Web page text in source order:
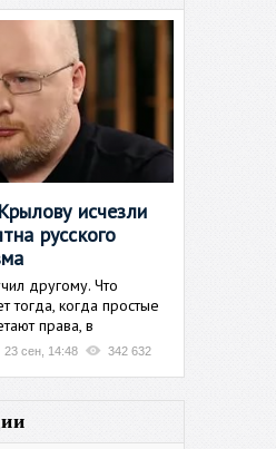
исчезли
русского
другому. Что
тогда, когда простые
права, в
23 сен, 14:48 342 632